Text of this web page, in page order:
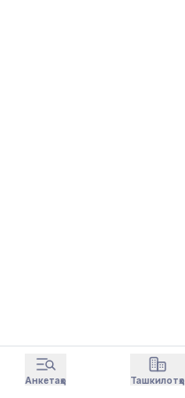
Анкетаҳо Ташкилотҳо